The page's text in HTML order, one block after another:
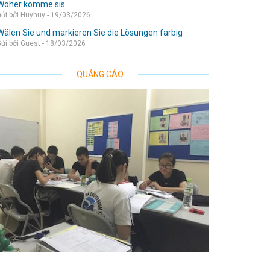
komme sis
bởi Huyhuy - 19/03/2026
Sie und markieren Sie die Lösungen farbig
bởi Guest - 18/03/2026
QUẢNG CÁO